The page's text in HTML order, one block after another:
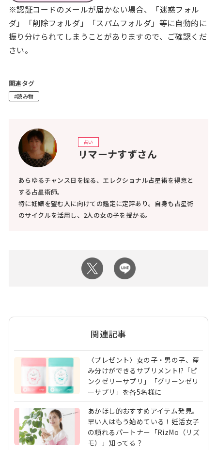
※認証コードのメールが届かない場合、「迷惑フォル
ダ」「削除フォルダ」「スパムフォルダ」等に自動的に
振り分けられてしまうことがありますので、ご確認くだ
さい。
関連タグ
#読み物
占い
リマーナすずさん
あらゆるチャンス日を探る、エレクショナル占星術を得意と
する占星術師。
特に妊娠を望む人に向けての鑑定に定評あり。自身も占星術
のサイクルを活用し、2人の女の子を授かる。
関連記事
〈プレゼント〉女の子・男の子、産
み分けができるサプリメント!?「ピ
ンクゼリーサプリ」「グリーンゼリ
ーサプリ」を各5名様に
あかほし的おすすめアイテム発見。
早い人はもう始めている！妊活女子
の頼れるパートナー「RizMo（リズ
モ）」知ってる？